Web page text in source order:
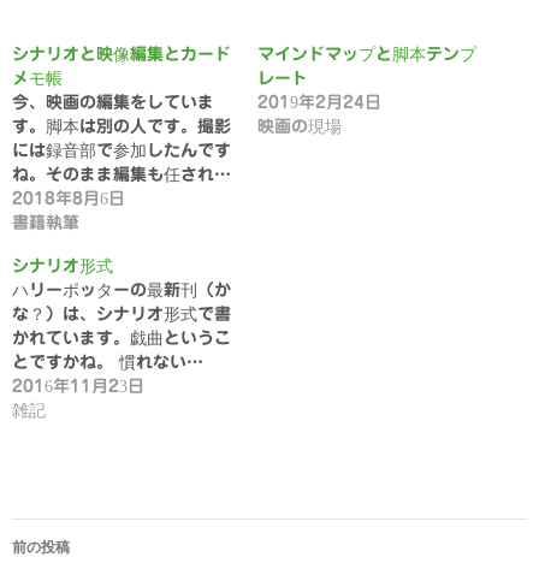
シナリオと映像編集とカード
メモ帳
今、映画の編集をしていま
す。脚本は別の人です。撮影
には録音部で参加したんです
ね。そのまま編集も任され…
2018年8月6日
書籍執筆
マインドマップと脚本テンプ
レート
2019年2月24日
映画の現場
シナリオ形式
ハリーポッターの最新刊（か
な？）は、シナリオ形式で書
かれています。戯曲というこ
とですかね。 慣れない…
2016年11月23日
雑記
投
前の投稿